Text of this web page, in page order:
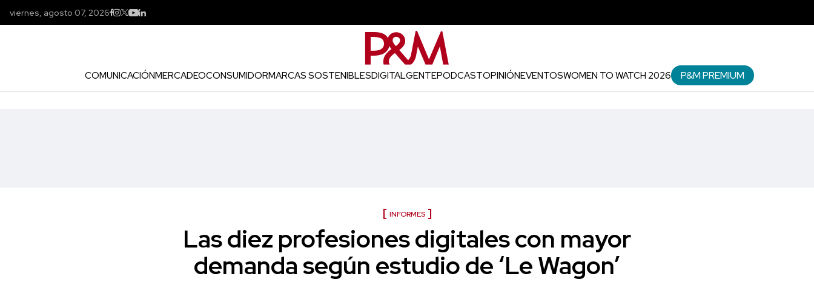
viernes, agosto 07, 2026
COMUNICACIÓNMERCADEOCONSUMIDORMARCAS SOSTENIBLESDIGITALGENTEPODCASTOPINIÓNEVENTOSWOMEN TO WATCH 2026 P&M PREMIUM
INFORMES
Las diez profesiones digitales con mayor
demanda según estudio de ‘Le Wagon’